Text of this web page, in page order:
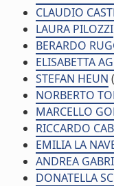
CLAUDIO
LAURA PILOZZI
BERARDO
ELISABETTA
STEFAN HEUN
NORBERTO
MARCELLO
RICCARDO
EMILIA LA
ANDREA
DONATELLA